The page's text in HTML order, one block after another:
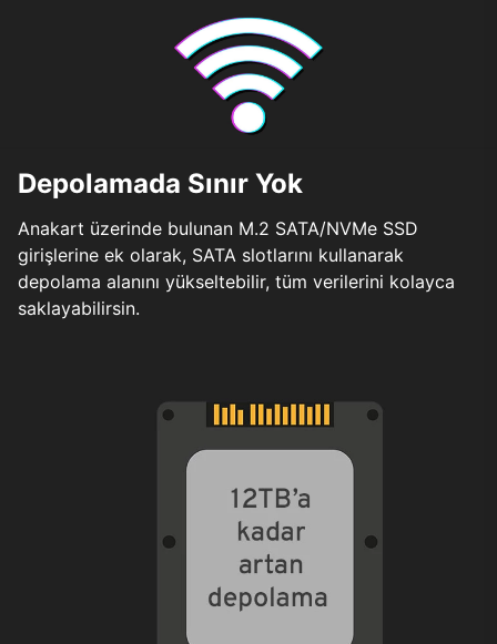
Depolamada Sınır Yok
Anakart üzerinde bulunan M.2 SATA/NVMe SSD
girişlerine ek olarak, SATA slotlarını kullanarak
depolama alanını yükseltebilir, tüm verilerini kolayca
saklayabilirsin.